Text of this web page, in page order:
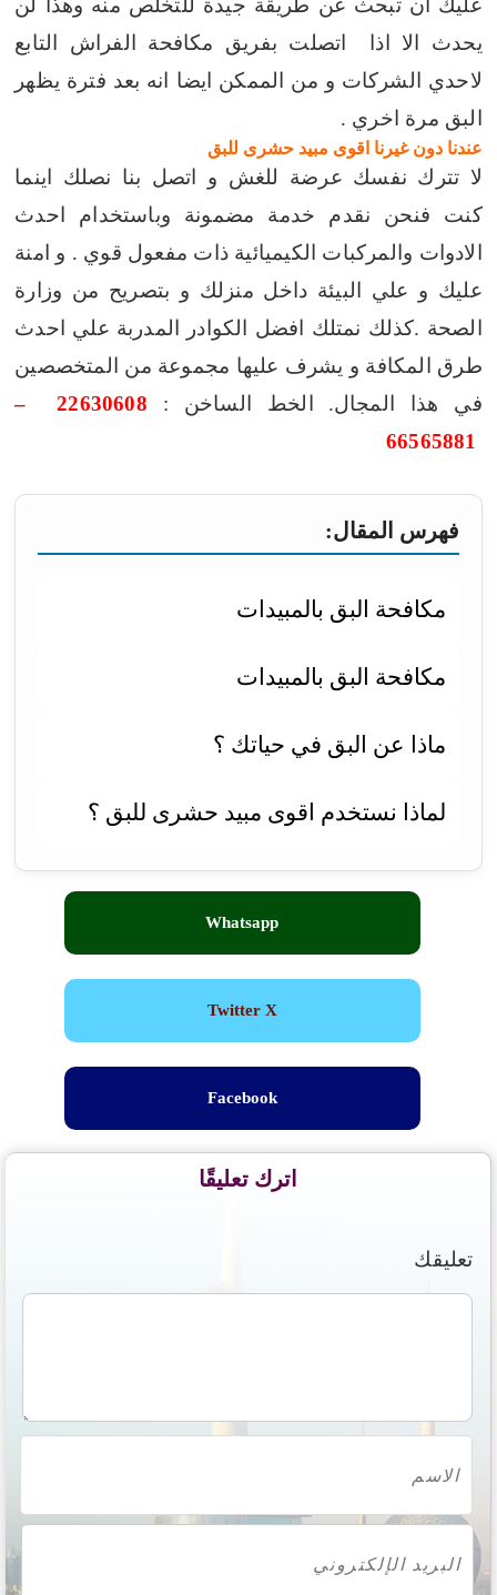
عليك ان تبحث عن طريقة جيدة للتخلص منه وهذا لن
يحدث الا اذا اتصلت بفريق مكافحة الفراش التابع
لاحدي الشركات و من الممكن ايضا انه بعد فترة يظهر
البق مرة اخري .
عندنا دون غيرنا اقوى مبيد حشرى للبق
لا تترك نفسك عرضة للغش و اتصل بنا نصلك اينما
كنت فنحن نقدم خدمة مضمونة وباستخدام احدث
الادوات والمركبات الكيميائية ذات مفعول قوي . و امنة
عليك و علي البيئة داخل منزلك و بتصريح من وزارة
الصحة .كذلك نمتلك افضل الكوادر المدربة علي احدث
طرق المكافة و يشرف عليها مجموعة من المتخصصين
في هذا المجال.
الخط الساخن :
22630608 –
فهرس المقال:
مكافحة البق بالمبيدات
مكافحة البق بالمبيدات
ماذا عن البق في حياتك ؟
لماذا نستخدم اقوى مبيد حشرى للبق ؟
Whatsapp
Twitter X
Facebook
اترك تعليقًا
تعليقك